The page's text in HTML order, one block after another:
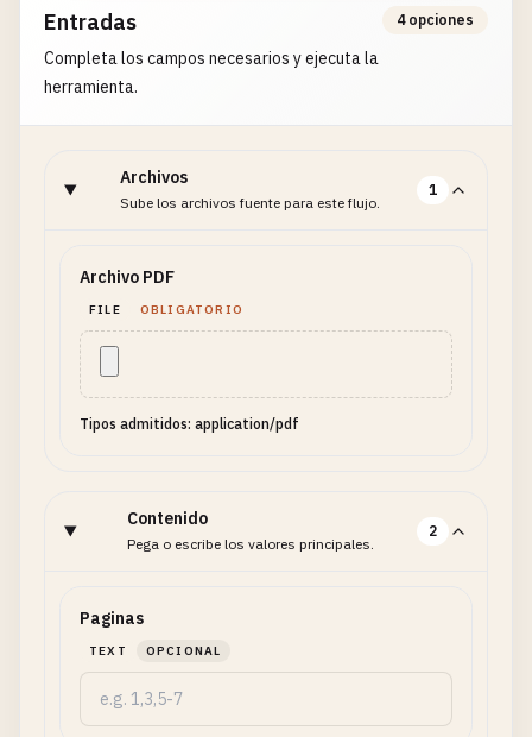
Entradas
Completa los campos necesarios y ejecuta la
herramienta.
4 opciones
Archivos
Sube los archivos fuente para este flujo.
1
Archivo PDF
FILE OBLIGATORIO
Tipos admitidos: application/pdf
Contenido
Pega o escribe los valores principales.
2
Paginas
TEXT OPCIONAL